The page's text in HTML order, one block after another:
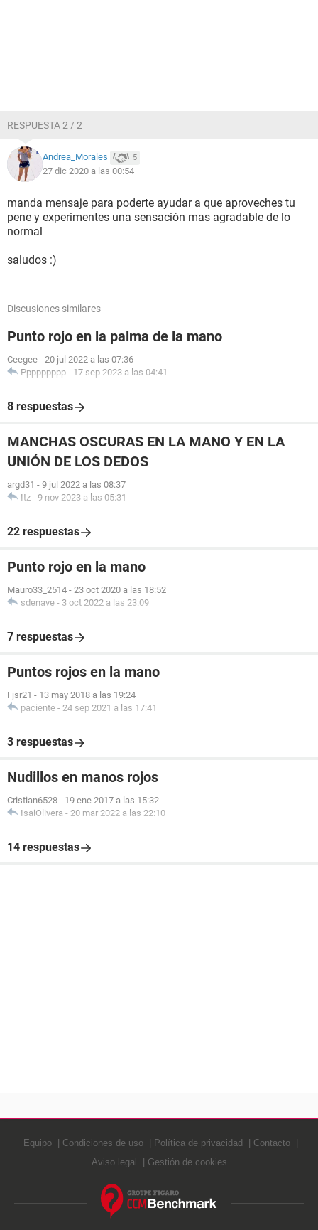
RESPUESTA 2 / 2
Andrea_Morales 5
27 dic 2020 a las 00:54
manda mensaje para poderte ayudar a que aproveches tu
pene y experimentes una sensación mas agradable de lo
normal
saludos :)
Discusiones similares
Punto rojo en la palma de la mano
Ceegee - 20 jul 2022 a las 07:36
Ppppppppp - 17 sep 2023 a las 04:41
8 respuestas
MANCHAS OSCURAS EN LA MANO Y EN LA
UNIÓN DE LOS DEDOS
argd31 - 9 jul 2022 a las 08:37
Itz - 9 nov 2023 a las 05:31
22 respuestas
Punto rojo en la mano
Mauro33_2514 - 23 oct 2020 a las 18:52
sdenave - 3 oct 2022 a las 23:09
7 respuestas
Puntos rojos en la mano
Fjsr21 - 13 may 2018 a las 19:24
paciente - 24 sep 2021 a las 17:41
3 respuestas
Nudillos en manos rojos
Cristian6528 - 19 ene 2017 a las 15:32
IsaiOlivera - 20 mar 2022 a las 22:10
14 respuestas
Equipo Condiciones de uso Política de privacidad
Contacto
Aviso legal
Gestión de cookies